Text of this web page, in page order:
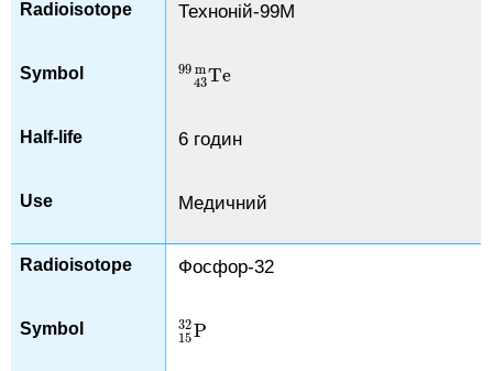
Техноній-99М
Te
43
99 m
Te4399
6 годин
Медичний
Фосфор-32
P
15
32
P15